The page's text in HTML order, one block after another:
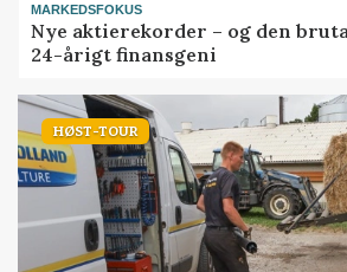
MARKEDSFOKUS
Nye aktierekorder – og den
24-årigt finansgeni
HØST-TOUR